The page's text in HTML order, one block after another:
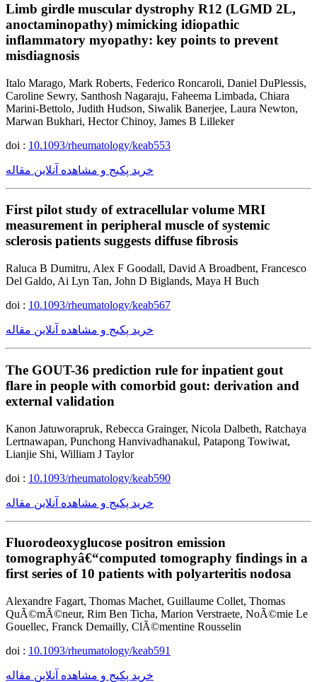
Limb girdle muscular dystrophy R12 (LGMD 2L,
anoctaminopathy) mimicking idiopathic
inflammatory myopathy: key points to prevent
misdiagnosis
Italo Marago, Mark Roberts, Federico Roncaroli, Daniel DuPlessis,
Caroline Sewry, Santhosh Nagaraju, Faheema Limbada, Chiara
Marini-Bettolo, Judith Hudson, Siwalik Banerjee, Laura Newton,
Marwan Bukhari, Hector Chinoy, James B Lilleker
doi : 10.1093/rheumatology/keab553
خرید پکیج و مشاهده آنلاین مقاله
First pilot study of extracellular volume MRI
measurement in peripheral muscle of systemic
sclerosis patients suggests diffuse fibrosis
Raluca B Dumitru, Alex F Goodall, David A Broadbent, Francesco
Del Galdo, Ai Lyn Tan, John D Biglands, Maya H Buch
doi : 10.1093/rheumatology/keab567
خرید پکیج و مشاهده آنلاین مقاله
The GOUT-36 prediction rule for inpatient gout
flare in people with comorbid gout: derivation and
external validation
Kanon Jatuworapruk, Rebecca Grainger, Nicola Dalbeth, Ratchaya
Lertnawapan, Punchong Hanvivadhanakul, Patapong Towiwat,
Lianjie Shi, William J Taylor
doi : 10.1093/rheumatology/keab590
خرید پکیج و مشاهده آنلاین مقاله
Fluorodeoxyglucose positron emission
tomographyâ€“computed tomography findings in a
first series of 10 patients with polyarteritis nodosa
Alexandre Fagart, Thomas Machet, Guillaume Collet, Thomas
QuÃ©mÃ©neur, Rim Ben Ticha, Marion Verstraete, NoÃ©mie Le
Gouellec, Franck Demailly, ClÃ©mentine Rousselin
doi : 10.1093/rheumatology/keab591
خرید پکیج و مشاهده آنلاین مقاله